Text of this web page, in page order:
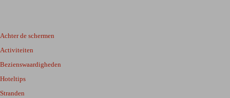
Achter de schermen
Activiteiten
Bezienswaardigheden
Hoteltips
Stranden